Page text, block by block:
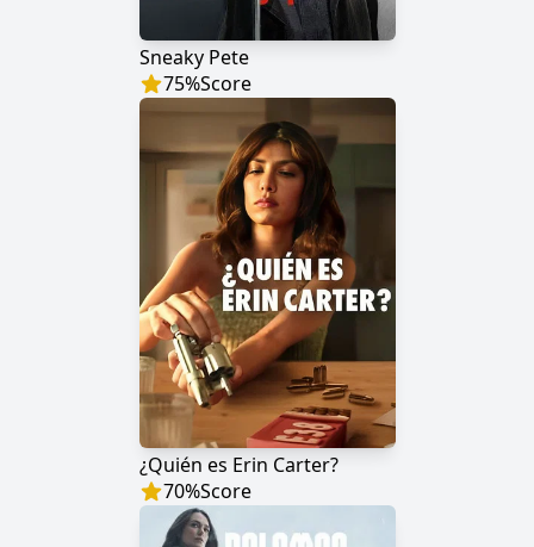
Sneaky Pete
75%Score
¿Quién es Erin Carter?
70%Score